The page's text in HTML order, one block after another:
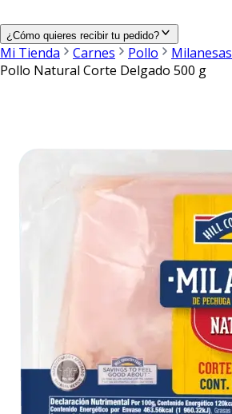
¿Cómo quieres recibir tu pedido?
Mi Tienda Carnes Pollo Milanesas
Pollo Natural Corte Delgado 500 g